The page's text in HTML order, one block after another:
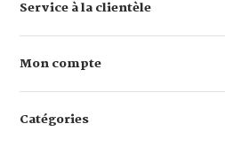
Service à la clientèle
Mon compte
Catégories